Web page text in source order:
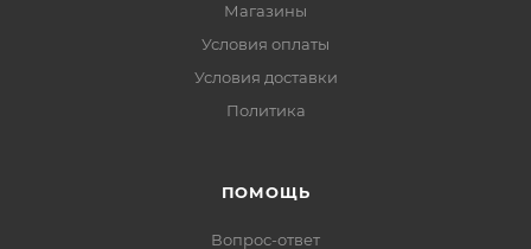
Магазины
Условия оплаты
Условия доставки
Политика
ПОМОЩЬ
Вопрос-ответ